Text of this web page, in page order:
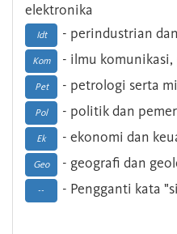
elektronika
Idt - perindustrian
Kom - ilmu
Pet - petrologi serta
Pol - politik dan
Ek - ekonomi dan
Geo - geografi dan
-- - Pengganti kata